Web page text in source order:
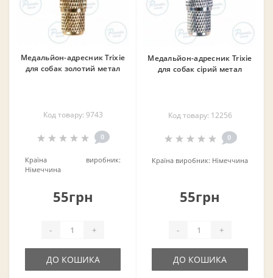
Медальйон-адресник Trixie
для собак золотий метал
Код товару: 9743
0
Країна виробник:
Німеччина
55грн
- +
ДО КОШИКА
Медальйон-адресник Trixie
для собак сірий метал
Код товару: 12256
0
Країна виробник: Німеччина
55грн
- +
ДО КОШИКА